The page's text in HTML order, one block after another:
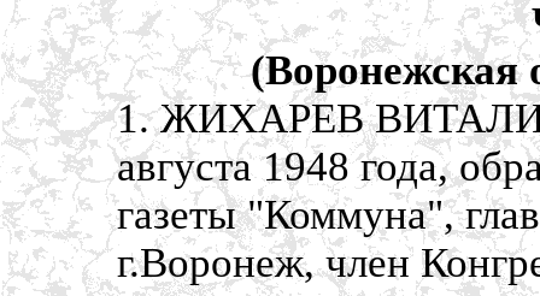
(Воронежская
1. ЖИХАРЕВ
августа 1948 года,
газеты "Коммуна",
г.Воронеж, член